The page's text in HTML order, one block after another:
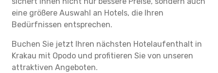
eine größere Auswahl an Hotels, die Ihren
Bedürfnissen entsprechen.
Buchen Sie jetzt Ihren nächsten Hotelaufenthalt in
Krakau mit Opodo und profitieren Sie von unseren
attraktiven Angeboten.